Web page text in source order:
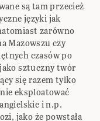
są tam przecież
języki jak
zarówno
Mazowszu czy
czasów po
sztuczny twór
się razem tylko
eksploatować
i n.p.
jako że powstała